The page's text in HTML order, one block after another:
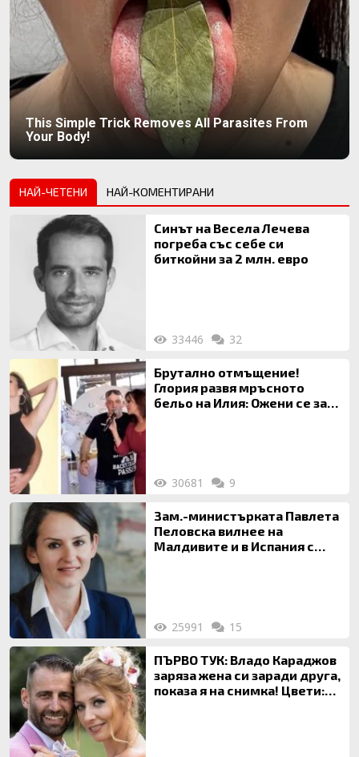
This Simple Trick Removes All Parasites From
Your Body!
НАЙ-ЧЕТЕНИ НАЙ-КОМЕНТИРАНИ
Синът на Весела Лечева
погреба със себе си
биткойни за 2 млн. евро
33446 32
Брутално отмъщение!
Глория развя мръсното
бельо на Илия: Ожени се за
30681 9
Зам.-министърката Павлета
Пеловска вилнее на
Малдивите и в Испания с
25991 15
ПЪРВО ТУК: Владо Караджов
заряза жена си заради друга,
показа я на снимка! Цвети: